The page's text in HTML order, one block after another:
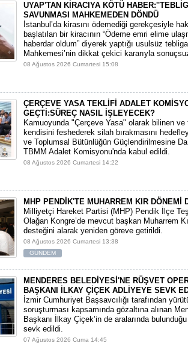
UYAP'TAN KİRACIYA KÖTÜ
SAVUNMASI MAHKEMEDEN DÖNDÜ
​İstanbul’da kirasını ödemediği gerekçesiyle
başlatılan bir kiracının “Ödeme emri elime
haberdar oldum” diyerek yaptığı usulsüz
Mahkemesi’nin dikkat çekici kararıyla
08 Ağustos 2026 Cumartesi 15:08
ÇERÇEVE YASA TEKLİFİ ADALET
GEÇTİ:SÜREÇ NASIL İŞLEYECEK?
​Kamuoyunda "Çerçeve Yasa" olarak bilinen
kendisini feshederek silah bırakmasını
ve Toplumsal Bütünlüğün Güçlendirilmesine
TBMM Adalet Komisyonu'nda kabul edildi.
08 Ağustos 2026 Cumartesi 14:22
MHP PENDİK'TE MUHARREM KIR DÖNEMİ
​Milliyetçi Hareket Partisi (MHP) Pendik İlçe
Olağan Kongre’de mevcut başkan Muharrem
desteğini alarak yeniden göreve getirildi.
08 Ağustos 2026 Cumartesi 13:38
GÜNDEM
MENDERES BELEDİYESİ'NE RÜŞVET
BAŞKANI İLKAY ÇİÇEK ADLİYEYE SEVK
​İzmir Cumhuriyet Başsavcılığı tarafından
soruşturması kapsamında gözaltına alınan
Başkanı İlkay Çiçek’in de aralarında
sevk edildi.
07 Ağustos 2026 Cuma 14:45